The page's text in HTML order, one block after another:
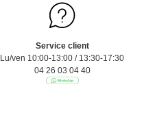
Service client
Lu/ven 10:00-13:00 / 13:30-17:30
04 26 03 04 40